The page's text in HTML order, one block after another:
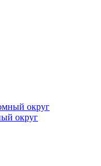
округ
округ